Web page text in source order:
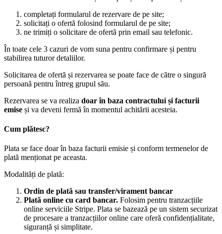
completați formularul de rezervare de pe site;
solicitați o ofertă folosind formularul de pe site;
ne trimiți o solicitare de ofertă prin email sau telefonic.
În toate cele 3 cazuri de vom suna pentru confirmare și pentru
stabilirea tuturor detaliilor.
Solicitarea de ofertă și rezervarea se poate face de către o singură
persoană pentru întreg grupul său.
Rezervarea se va realiza doar în baza contractului și facturii
emise și va deveni fermă în momentul achitării acesteia.
Cum plătesc?
Plata se face doar în baza facturii emisie și conform termenelor de
plată menționat pe aceasta.
Modalități de plată:
Ordin de plată sau transfer/virament bancar
Plată online cu card bancar. Folosim pentru tranzacțiile
online serviciile Stripe. Plata se bazează pe un sistem securizat
de procesare a tranzacțiilor online care oferă confidențialitate,
siguranță și simplitate.